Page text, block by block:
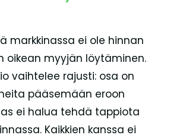
markkinassa ei ole hinnan
oikean myyjän löytäminen.
vaihtelee rajusti: osa on
pääsemään eroon
ei halua tehdä tappiota
Kaikkien kanssa ei